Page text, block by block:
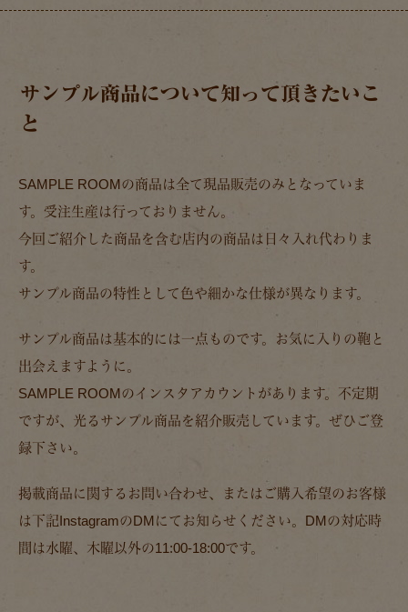
サンプル商品について知って頂きたいこ
と
SAMPLE ROOMの商品は全て現品販売のみとなっていま
す。受注生産は行っておりません。
今回ご紹介した商品を含む店内の商品は日々入れ代わりま
す。
サンプル商品の特性として色や細かな仕様が異なります。
サンプル商品は基本的には一点ものです。お気に入りの鞄と
出会えますように。
SAMPLE ROOMのインスタアカウントがあります。不定期
ですが、光るサンプル商品を紹介販売しています。ぜひご登
録下さい。
掲載商品に関するお問い合わせ、またはご購入希望のお客様
は下記InstagramのDMにてお知らせください。DMの対応時
間は水曜、木曜以外の11:00-18:00です。